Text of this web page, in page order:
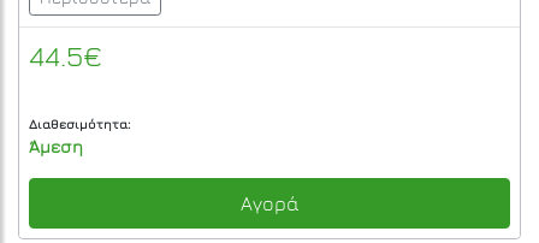
44.5€
Διαθεσιμότητα:
Άμεση
Αγορά